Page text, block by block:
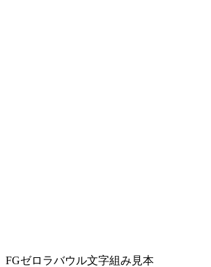
FGゼロラバウル文字組み見本